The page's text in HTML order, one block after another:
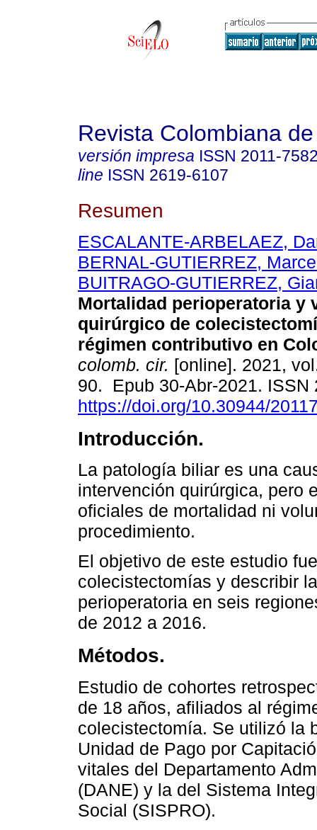
Revista Colombiana
versión impresa ISSN 2011-
line ISSN 2619-6107
Resumen
ESCALANTE-ARBELAEZ,
BERNAL-GUTIERREZ,
BUITRAGO-GUTIERREZ,
Mortalidad perioperatoria y
quirúrgico de
régimen contributivo en
colomb. cir. [online]. 2021,
90. Epub 30-Abr-2021. ISSN
https://doi.org/10.30944/
Introducción.
La patología biliar es una
intervención quirúrgica, pero
oficiales de mortalidad ni
procedimiento.
El objetivo de este estudio
colecistectomías y describir
perioperatoria en seis
de 2012 a 2016.
Métodos.
Estudio de cohortes
de 18 años, afiliados al
colecistectomía. Se utilizó la
Unidad de Pago por
vitales del Departamento
(DANE) y la del Sistema
Social (SISPRO).